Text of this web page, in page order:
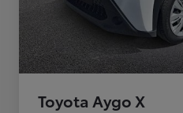
Toyota Aygo X